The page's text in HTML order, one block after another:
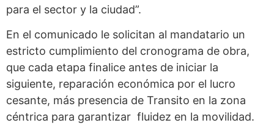
para el sector y la ciudad”.
En el comunicado le solicitan al mandatario un
estricto cumplimiento del cronograma de obra,
que cada etapa finalice antes de iniciar la
siguiente, reparación económica por el lucro
cesante, más presencia de Transito en la zona
céntrica para garantizar fluidez en la movilidad.